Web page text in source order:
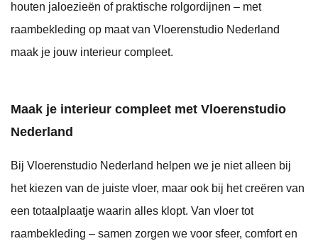
houten jaloezieën of praktische rolgordijnen – met
raambekleding op maat van Vloerenstudio Nederland
maak je jouw interieur compleet.
Maak je interieur compleet met Vloerenstudio
Nederland
Bij Vloerenstudio Nederland helpen we je niet alleen bij
het kiezen van de juiste vloer, maar ook bij het creëren van
een totaalplaatje waarin alles klopt. Van vloer tot
raambekleding – samen zorgen we voor sfeer, comfort en